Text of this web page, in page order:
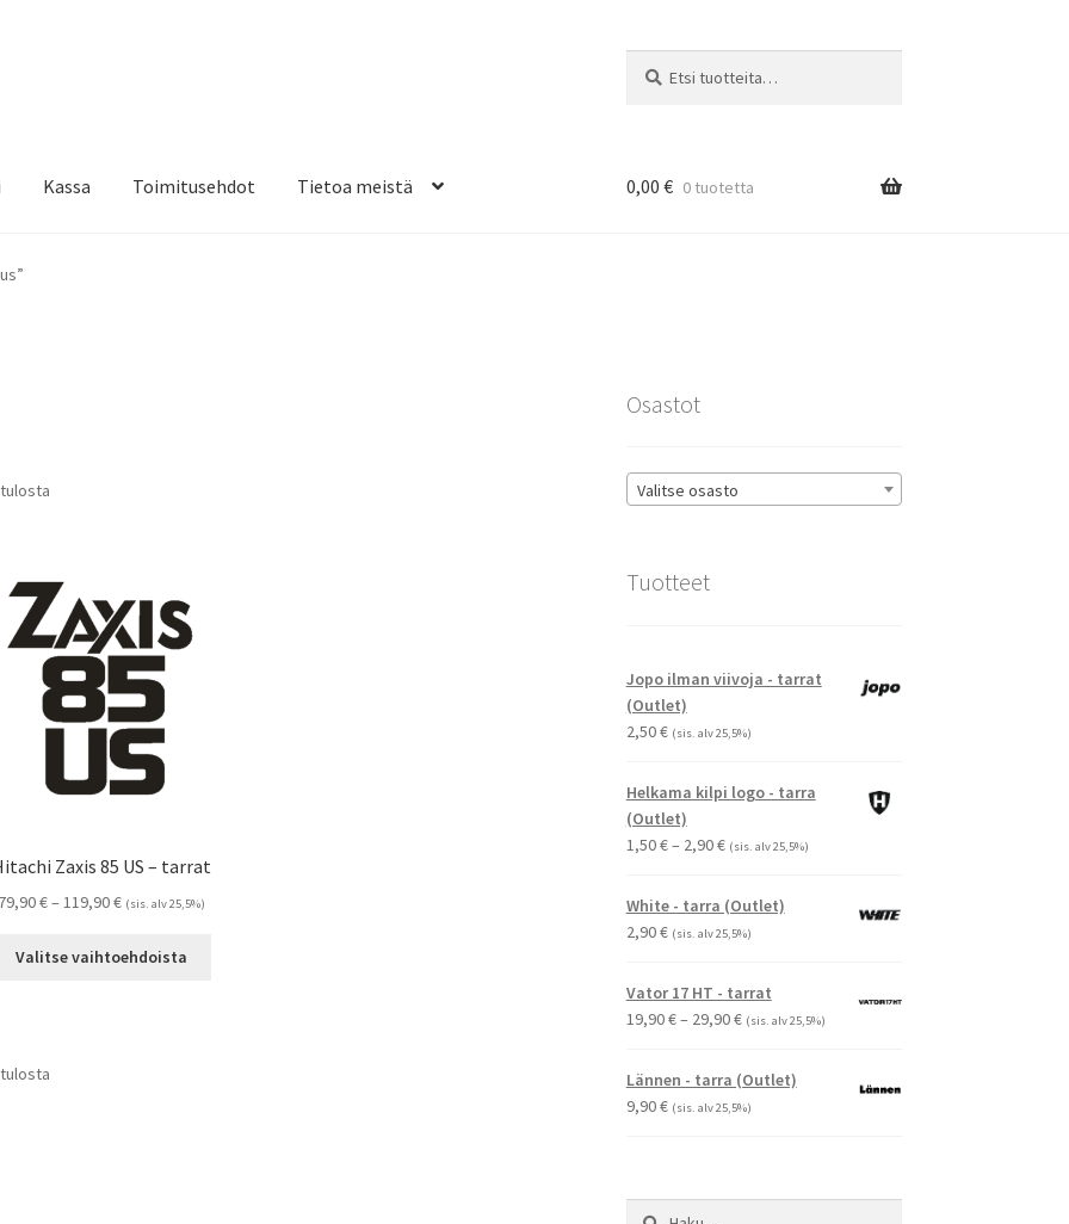
Kassa Toimitusehdot Tietoa meistä
& teippausten poisto
0,00 € 0 tuotetta
Zaxis 85 US – tarrat
79,90€– 119,90€Hintaluokka:
-
(sis. alv 25,5%)
Valitse vaihtoehdoista
Osastot
Valitse osasto
Tuotteet
Jopo ilman viivoja - tarrat
(Outlet)
2,50€ (sis. alv 25,5%)
Helkama kilpi logo - tarra
(Outlet)
1,50€– 2,90€Hintaluokka:
-
(sis. alv 25,5%)
White - tarra (Outlet)
2,90€ (sis. alv 25,5%)
Vator 17 HT - tarrat
19,90€– 29,90€Hintaluokka:
-
(sis. alv 25,5%)
Lännen - tarra (Outlet)
9,90€ (sis. alv 25,5%)
Haku: